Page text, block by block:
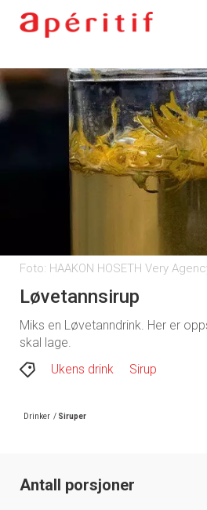
Foto: HAAKON HOSETH Very
Løvetannsirup
Miks en Løvetanndrink. Her er
skal lage.
Ukens drink
Sirup
Drinker / Siruper
Antall porsjoner